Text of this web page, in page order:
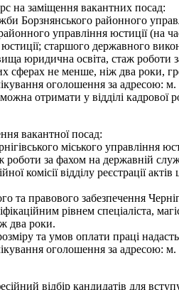
на заміщення вакантних посад:
Борзнянського районного
управління юстиції (на
старшого державного
юридична освіта, стаж роботи
сферах не менше, ніж два роки,
оголошення за адресою:
отримати у відділі кадрової
вакантної посад:
міського
роботи за фахом на державній
відділу реєстрації
та правового забезпечення
рівнем спеціаліста,
два роки.
та умов оплати праці
оголошення за адресою:
відбір кандидатів для